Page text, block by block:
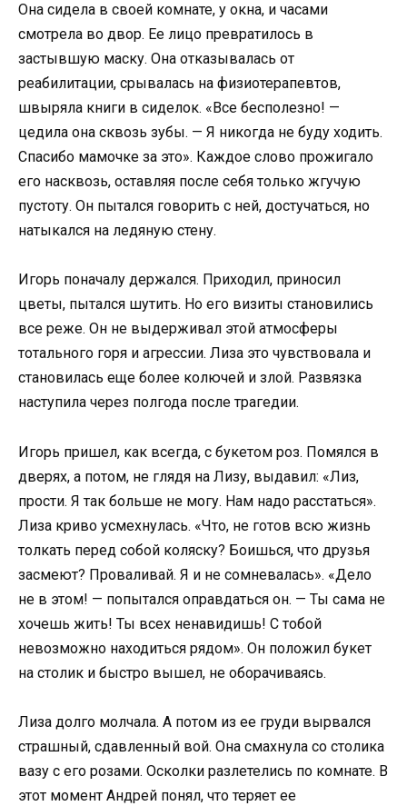
Она сидела в своей комнате, у окна, и часами
смотрела во двор. Ее лицо превратилось в
застывшую маску. Она отказывалась от
реабилитации, срывалась на физиотерапевтов,
швыряла книги в сиделок. «Все бесполезно! —
цедила она сквозь зубы. — Я никогда не буду ходить.
Спасибо мамочке за это». Каждое слово прожигало
его насквозь, оставляя после себя только жгучую
пустоту. Он пытался говорить с ней, достучаться, но
натыкался на ледяную стену.
Игорь поначалу держался. Приходил, приносил
цветы, пытался шутить. Но его визиты становились
все реже. Он не выдерживал этой атмосферы
тотального горя и агрессии. Лиза это чувствовала и
становилась еще более колючей и злой. Развязка
наступила через полгода после трагедии.
Игорь пришел, как всегда, с букетом роз. Помялся в
дверях, а потом, не глядя на Лизу, выдавил: «Лиз,
прости. Я так больше не могу. Нам надо расстаться».
Лиза криво усмехнулась. «Что, не готов всю жизнь
толкать перед собой коляску? Боишься, что друзья
засмеют? Проваливай. Я и не сомневалась». «Дело
не в этом! — попытался оправдаться он. — Ты сама не
хочешь жить! Ты всех ненавидишь! С тобой
невозможно находиться рядом». Он положил букет
на столик и быстро вышел, не оборачиваясь.
Лиза долго молчала. А потом из ее груди вырвался
страшный, сдавленный вой. Она смахнула со столика
вазу с его розами. Осколки разлетелись по комнате. В
этот момент Андрей понял, что теряет ее